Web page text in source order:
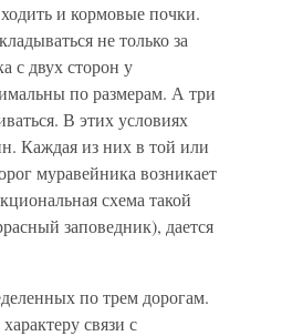
и кормовые почки.
не только за
с двух сторон у
по размерам. А три
В этих условиях
Каждая из них в той или
муравейника возникает
схема такой
заповедник), дается
по трем дорогам.
связи с